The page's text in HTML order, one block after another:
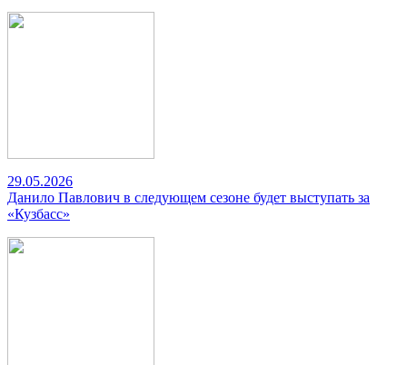
29.05.2026
Данило Павлович в следующем сезоне будет выступать за
«Кузбасс»